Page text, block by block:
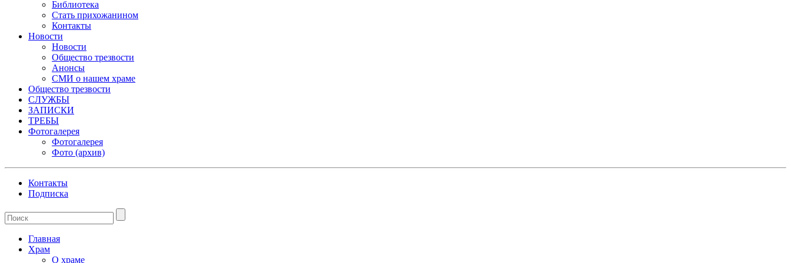
Библиотека
Стать прихожанином
Контакты
Новости
Новости
Общество трезвости
Анонсы
СМИ о нашем храме
Общество трезвости
СЛУЖБЫ
ЗАПИСКИ
ТРЕБЫ
Фотогалерея
Фотогалерея
Фото (архив)
Контакты
Подписка
Главная
Храм
О храме